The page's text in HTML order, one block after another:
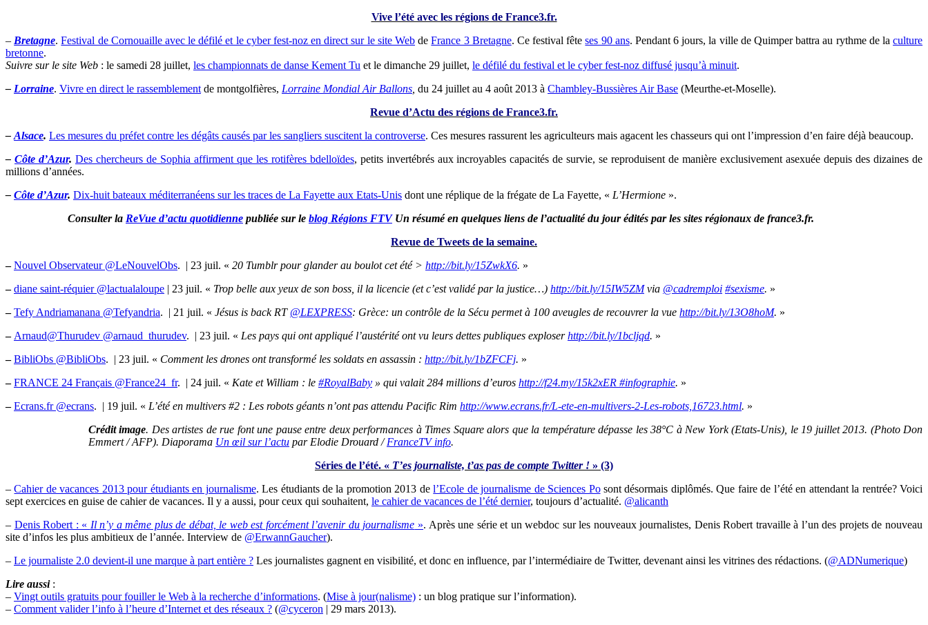
Vive l’été avec les régions de France3.fr.
– Bretagne.Festival de Cornouaille avec le défilé et le cyber fest-noz en direct sur le site Web deFrance 3 Bretagne. Ce festival fêteses 90 ans. Pendant 6 jours, la ville de Quimper battra au rythme de laculture
bretonne.
Suivre sur le site Web : le samedi 28 juillet, les championnats de danse Kement Tu et le dimanche 29 juillet, le défilé du festival et le cyber fest-noz diffusé jusqu’à minuit.
– Lorraine. Vivre en direct le rassemblement de montgolfières, Lorraine Mondial Air Ballons du 24 juillet au 4 août 2013 à Chambley-Bussières Air Base (Meurthe-et-Moselle).
Revue d’Actu des régions de France3.fr.
– Alsace. Les mesures du préfet contre les dégâts causés par les sangliers suscitent la controverse. Ces mesures rassurent les agriculteurs mais agacent les chasseurs qui ont l’impression d’en faire déjà beaucoup.
– Côte d’Azur. Des chercheurs de Sophia affirment que les rotifères bdelloïdes, petits invertébrés aux incroyables capacités de survie, se reproduisent de manière exclusivement asexuée depuis des dizaines de
millions d’années.
– Côte d’Azur. Dix-huit bateaux méditerranéens sur les traces de La Fayette aux Etats-Unis dont une réplique de la frégate de La Fayette, « L’Hermione ».
Consulter la ReVue d’actu quotidienne publiée sur le blog Régions FTVUn résumé en quelques liens de l’actualité du jour édités par les sites régionaux de france3.fr.
Revue de Tweets de la semaine.
–
Nouvel Observateur ‏@LeNouvelObs. | 23 juil. « 20 Tumblr pour glander au boulot cet été > http://bit.ly/15ZwkX6. »
–
diane saint-réquier ‏@lactualaloupe | 23 juil. « Trop belle aux yeux de son boss, il la licencie (et c’est validé par la justice…) http://bit.ly/15IW5ZMvia @cadremploi #sexisme. »
–
Tefy Andriamanana ‏@Tefyandria. | 21 juil. « Jésus is back RT @LEXPRESS: Grèce: un contrôle de la Sécu permet à 100 aveugles de recouvrer la vue http://bit.ly/13O8hoM. »
–
Arnaud@Thurudev ‏@arnaud_thurudev. | 23 juil. « Les pays qui ont appliqué l’austérité ont vu leurs dettes publiques exploserhttp://bit.ly/1bcljqd. »
–
BibliObs ‏@BibliObs. | 23 juil. « Comment les drones ont transformé les soldats en assassin : http://bit.ly/1bZFCFj. »
–
FRANCE 24 Français ‏@France24_fr. | 24 juil. « Kate et William : le #RoyalBaby » qui valait 284 millions d’euros http://f24.my/15k2xER #infographie. »
–
Ecrans.fr ‏@ecrans. | 19 juil. « L’été en multivers #2 : Les robots géants n’ont pas attendu Pacific Rim http://www.ecrans.fr/L-ete-en-multivers-2-Les-robots,16723.html. »
Crédit image. Des artistes de rue font une pause entre deux performances à Times Square alors que la température dépasse les 38°C à New York (Etats-Unis), le 19 juillet 2013. (Photo Don
Emmert / AFP). Diaporama Un œil sur l’actu par Elodie Drouard /FranceTV info.
Séries de l’été. « T’es journaliste, t’as pas de compte Twitter ! » (3)
–Cahier de vacances 2013 pour étudiants en journalisme. Les étudiants de la promotion 2013 del’Ecole de journalisme de Sciences Posont désormais diplômés. Que faire de l’été en attendant la rentrée? Voici
sept exercices en guise de cahier de vacances. Il y a aussi, pour ceux qui souhaitent, le cahier de vacances de l’été dernier, toujours d’actualité. @alicanth
– Denis Robert : « Il n’y a même plus de débat, le web est forcément l’avenir du journalisme ». Après une série et un webdoc sur les nouveaux journalistes, Denis Robert travaille à l’un des projets de nouveau
site d’infos les plus ambitieux de l’année. Interview de @ErwannGaucher).
– Le journaliste 2.0 devient-il une marque à part entière ? Les journalistes gagnent en visibilité, et donc en influence, par l’intermédiaire de Twitter, devenant ainsi les vitrines des rédactions. (@ADNumerique)
Lire aussi:
– Vingt outils gratuits pour fouiller le Web à la recherche d’informations. (Mise à jour(nalisme) : un blog pratique sur l’information).
– Comment valider l’info à l’heure d’Internet et des réseaux ? (@cyceron | 29 mars 2013).